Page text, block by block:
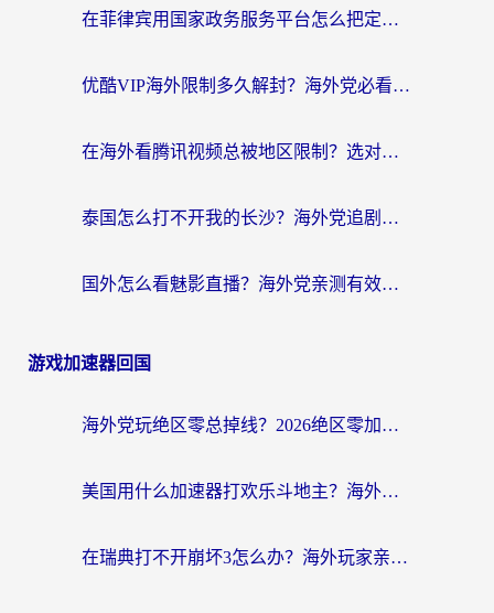
在菲律宾用国家政务服务平台怎么把定位修改到中国国内？3步解决+海外看剧听歌全攻略
优酷VIP海外限制多久解封？海外党必看的跨区难题一站式解决指南
在海外看腾讯视频总被地区限制？选对回国加速器，还能解决泰国政务网和蜻蜓FM卡顿问题
泰国怎么打不开我的长沙？海外党追剧看片的破局指南
国外怎么看魅影直播？海外党亲测有效的回国加速指南（附听歌、看央视VIP技巧）
游戏加速器回国
海外党玩绝区零总掉线？2026绝区零加速器推荐+跨平台国服游戏加速攻略
美国用什么加速器打欢乐斗地主？海外党亲测有效的国服游戏加速指南
在瑞典打不开崩坏3怎么办？海外玩家亲测有效的国服游戏加速指南